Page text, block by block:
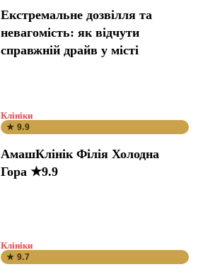
Екстремальне дозвілля та
невагомість: як відчути
справжній драйв у місті
Клініки
★ 9.9
АмашКлінік Філія Холодна
Гора ★9.9
Клініки
★ 9.7